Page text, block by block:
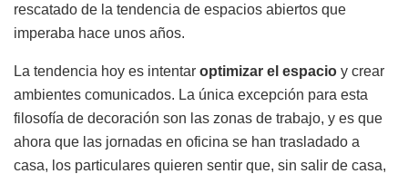
rescatado de la tendencia de espacios abiertos que
imperaba hace unos años.
La tendencia hoy es intentar optimizar el espacio y crear
ambientes comunicados. La única excepción para esta
filosofía de decoración son las zonas de trabajo, y es que
ahora que las jornadas en oficina se han trasladado a
casa, los particulares quieren sentir que, sin salir de casa,